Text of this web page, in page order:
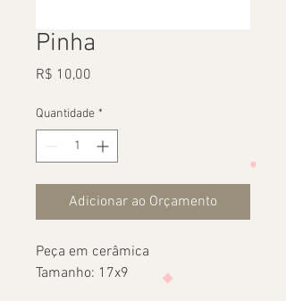
Pinha
R$ 10,00
Quantidade *
Adicionar ao Orçamento
Peça em cerâmica
Tamanho: 17x9